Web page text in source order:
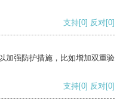
支持[0] 反对[0]
加强防护措施，比如增加双重验
支持[0] 反对[0]